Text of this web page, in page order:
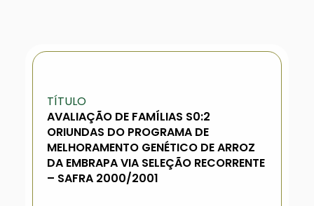
TÍTULO
AVALIAÇÃO DE FAMÍLIAS S0:2
ORIUNDAS DO PROGRAMA DE
MELHORAMENTO GENÉTICO DE ARROZ
DA EMBRAPA VIA SELEÇÃO RECORRENTE
– SAFRA 2000/2001